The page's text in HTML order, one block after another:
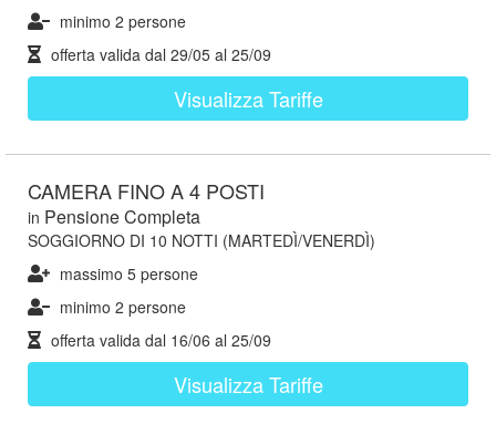
minimo 2 persone
offerta valida dal 29/05 al 25/09
Visualizza Tariffe
CAMERA FINO A 4 POSTI
in Pensione Completa
SOGGIORNO DI 10 NOTTI (MARTEDÌ/VENERDÌ)
massimo 5 persone
minimo 2 persone
offerta valida dal 16/06 al 25/09
Visualizza Tariffe